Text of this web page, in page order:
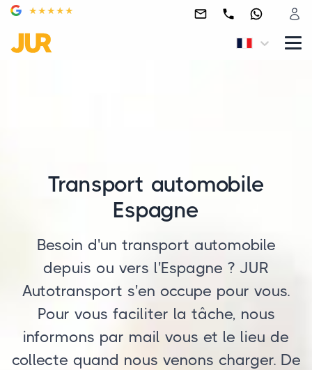
Transport automobile
Espagne
Besoin d'un transport automobile
depuis ou vers l'Espagne ? JUR
Autotransport s'en occupe pour vous.
Pour vous faciliter la tâche, nous
informons par mail vous et le lieu de
collecte quand nous venons charger. De